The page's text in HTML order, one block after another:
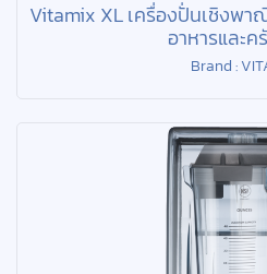
Vitamix XL เครื่องปั่นเชิงพ
อาหารและค
Brand :